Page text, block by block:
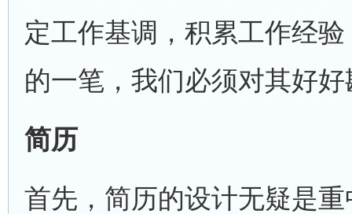
定工作基调，积累工作经
的一笔，我们必须对其好
简历
首先，简历的设计无疑是